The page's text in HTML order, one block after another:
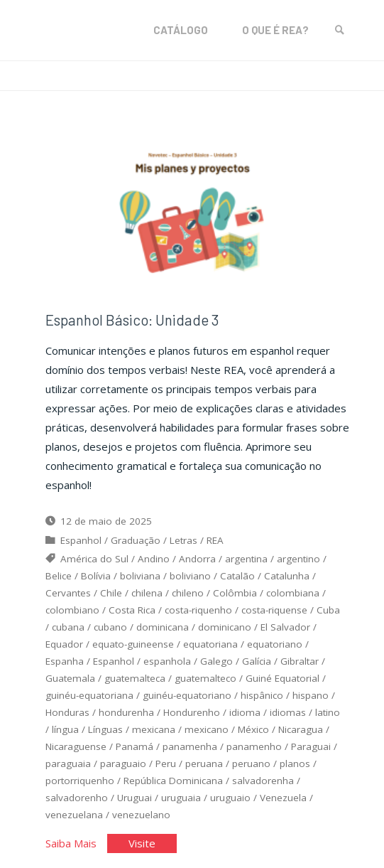
CATÁLOGO O QUE É REA?
Espanhol Básico: Unidade 3
Comunicar intenções e planos futuros em espanhol requer
domínio dos tempos verbais! Neste REA, você aprenderá a
utilizar corretamente os principais tempos verbais para
expressar ações. Por meio de explicações claras e atividades
práticas, desenvolverá habilidades para formular frases sobre
planos, desejos e projetos com fluência. Aprimore seu
conhecimento gramatical e fortaleça sua comunicação no
espanhol!
12 de maio de 2025
Espanhol / Graduação / Letras / REA
América do Sul /Andino /Andorra / argentina / argentino /
Belice / Bolívia / boliviana / boliviano / Catalão / Catalunha /
Cervantes / Chile / chilena / chileno / Colômbia / colombiana /
colombiano / Costa Rica / costa-riquenho / costa-riquense / Cuba
/ cubana / cubano / dominicana / dominicano / El Salvador/
Equador/ equato-guineense / equatoriana / equatoriano /
Espanha / Espanhol / espanhola / Galego / Galícia / Gibraltar/
Guatemala / guatemalteca / guatemalteco / Guiné Equatorial /
guinéu-equatoriana / guinéu-equatoriano / hispânico / hispano /
Honduras / hondurenha / Hondurenho / idioma / idiomas / latino
/ língua / Línguas / mexicana / mexicano / México / Nicaragua /
Nicaraguense / Panamá / panamenha / panamenho / Paraguai /
paraguaia / paraguaio / Peru / peruana / peruano / planos /
portorriquenho / República Dominicana / salvadorenha /
salvadorenho / Uruguai / uruguaia / uruguaio / Venezuela /
venezuelana / venezuelano
Saiba Mais"Espanhol
Visite"Espanhol